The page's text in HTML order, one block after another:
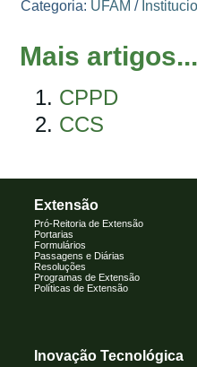
Categoria: UFAM /
Mais artigos...
CPPD
CCS
Extensão
Pró-Reitoria de Extensão
Portarias
Formulários
Passagens e Diárias
Resoluções
Programas de Extensão
Políticas de Extensão
Inovação Tecnológica